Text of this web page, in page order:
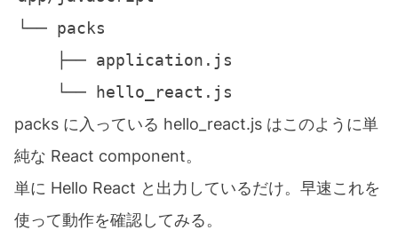
packs に入っている hello_react.js はこのように単
純な React component。
単に Hello React と出力しているだけ。早速これを
使って動作を確認してみる。